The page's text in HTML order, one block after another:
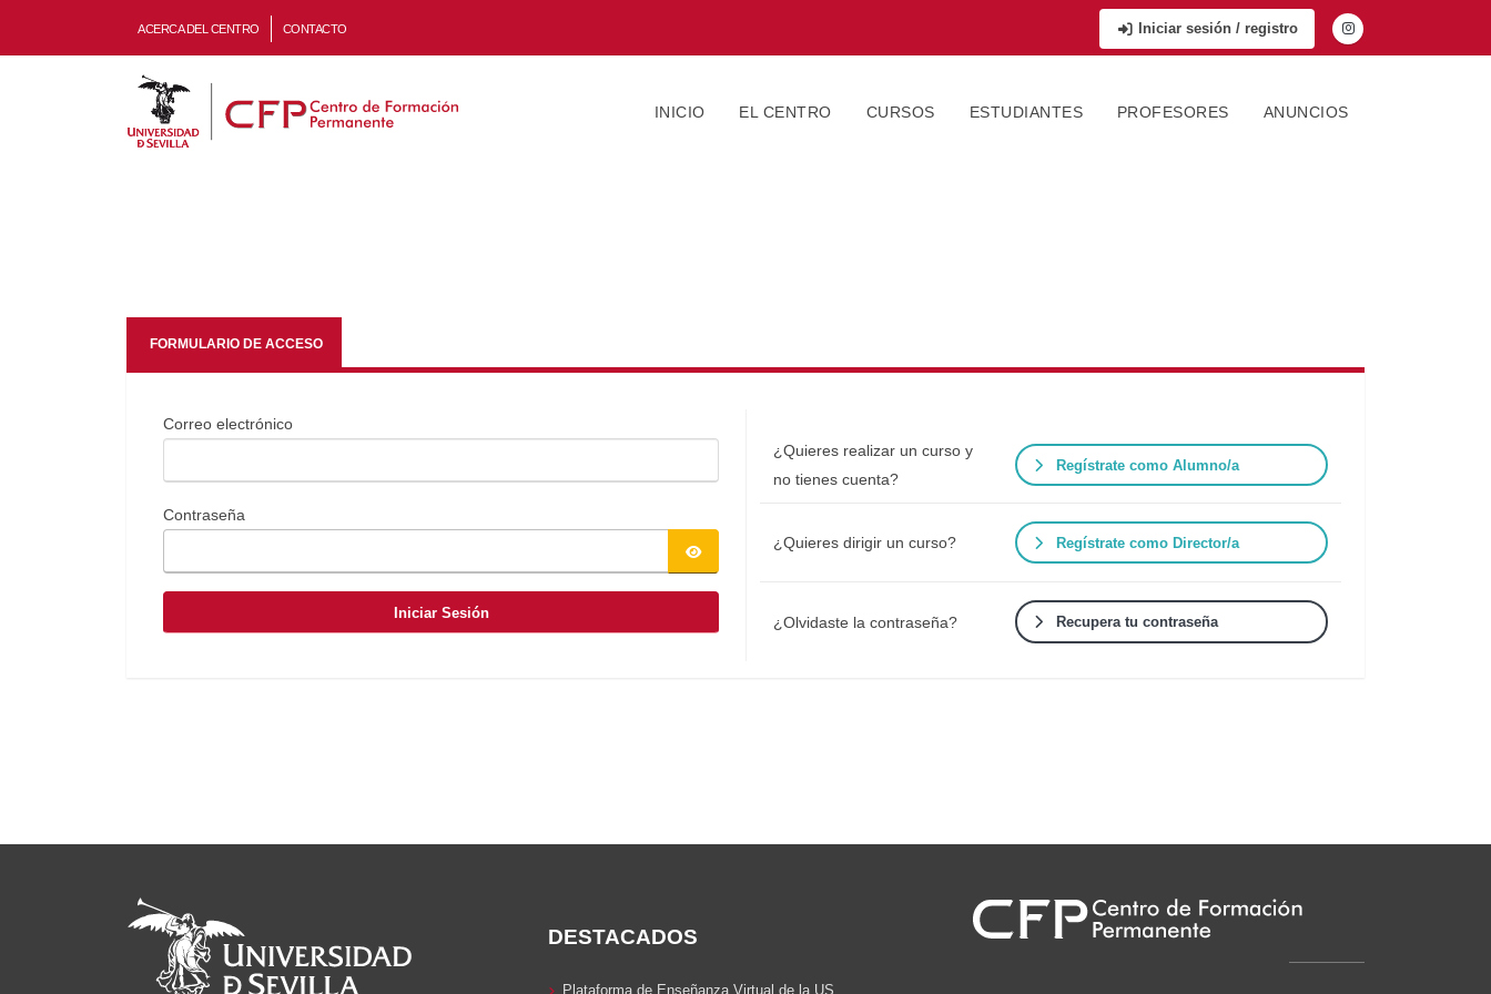
ACERCA DEL CENTRO CONTACTO Iniciar sesión / registro
INICIO EL CENTRO CURSOS ESTUDIANTES PROFESORES ANUNCIOS
FORMULARIO DE ACCESO
Correo electrónico
Contraseña
Iniciar Sesión
¿Quieres realizar un curso y
no tienes cuenta?
Regístrate como Alumno/a
¿Quieres dirigir un curso? Regístrate como Director/a
¿Olvidaste la contraseña? Recupera tu contraseña
DESTACADOS
Plataforma de Enseñanza Virtual de la US